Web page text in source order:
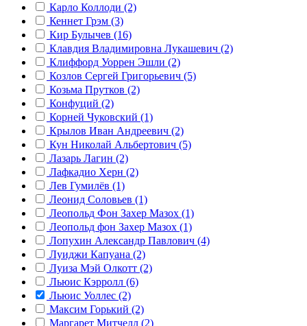
Карло Коллоди (2)
Кеннет Грэм (3)
Кир Булычев (16)
Клавдия Владимировна Лукашевич (2)
Клиффорд Уоррен Эшли (2)
Козлов Сергей Григорьевич (5)
Козьма Прутков (2)
Конфуций (2)
Корней Чуковский (1)
Крылов Иван Андреевич (2)
Кун Николай Альбертович (5)
Лазарь Лагин (2)
Лафкадио Херн (2)
Лев Гумилёв (1)
Леонид Соловьев (1)
Леопольд Фон Захер Мазох (1)
Леопольд фон Захер Мазох (1)
Лопухин Александр Павлович (4)
Луиджи Капуана (2)
Луиза Мэй Олкотт (2)
Льюис Кэрролл (6)
Льюис Уоллес (2)
Максим Горький (2)
Маргарет Митчелл (2)